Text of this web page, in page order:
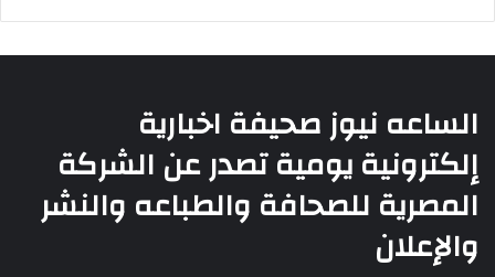
الساعه نيوز صحيفة اخبارية
إلكترونية يومية تصدر عن الشركة
المصرية للصحافة والطباعه والنشر
والإعلان